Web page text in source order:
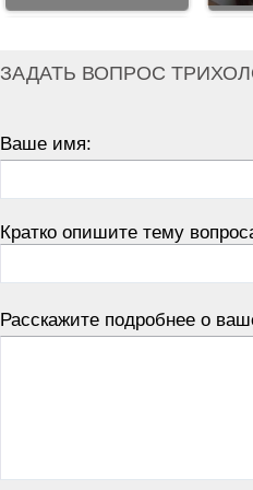
ЗАДАТЬ ВОПРОС
Ваше имя:
Кратко опишите тему
Расскажите подробнее о